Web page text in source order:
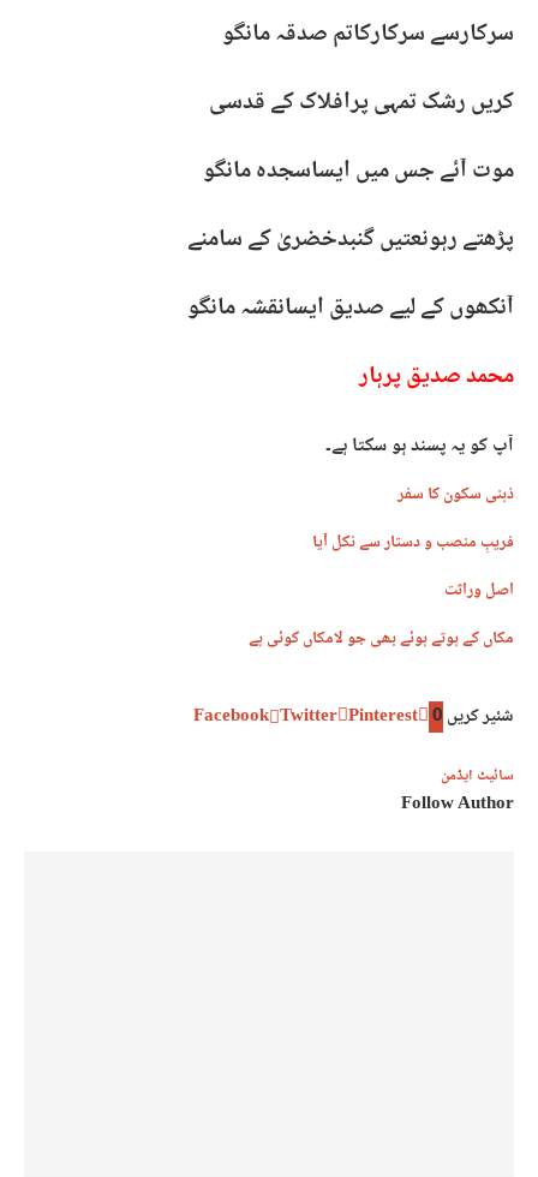
سرکارسے سرکارکاتم صدقہ مانگو
کریں رشک تمہی پرافلاک کے قدسی
موت آئے جس میں ایساسجدہ مانگو
پڑھتے رہونعتیں گنبدخضریٰ کے سامنے
آنکھوں کے لیے صدیق ایسانقشہ مانگو
محمد صدیق پرہار
آپ کو یہ پسند ہو سکتا ہے۔
ذہنی سکون کا سفر
فریبِ منصب و دستار سے نکل آیا
اصل وراثت
مکاں کے ہوتے ہوئے بھی جو لامکاں کوئی ہے
شئیر کریں0
Facebook Twitter Pinterest
سائیٹ ایڈمن
Follow Author